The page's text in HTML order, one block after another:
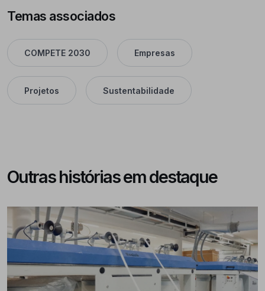
Temas associados
COMPETE 2030 Empresas
Projetos Sustentabilidade
Outras histórias em destaque